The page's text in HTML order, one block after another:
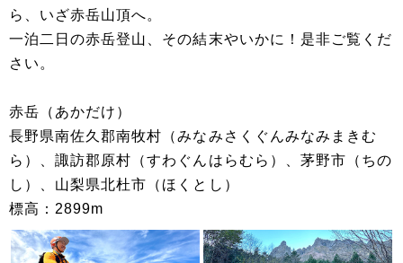
ら、いざ赤岳山頂へ。
一泊二日の赤岳登山、その結末やいかに！是非ご覧くだ
さい。
赤岳（あかだけ）
長野県南佐久郡南牧村（みなみさくぐんみなみまきむ
ら）、諏訪郡原村（すわぐんはらむら）、茅野市（ちの
し）、山梨県北杜市（ほくとし）
標高：2899m